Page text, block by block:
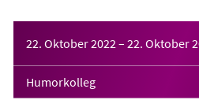
22. Oktober 2022 – 22. Oktober
Humorkolleg